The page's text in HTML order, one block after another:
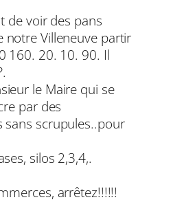
de voir des pans
notre Villeneuve partir
160. 20. 10. 90. Il
le Maire qui se
par des
sans scrupules..pour
silos 2,3,4,.
arrêtez!!!!!!